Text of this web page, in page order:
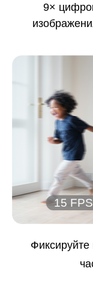
9×
15 FPS